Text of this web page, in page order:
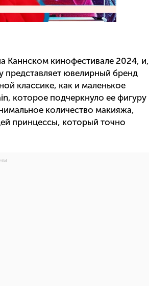
Каннском кинофестивале 2024, и,
представляет ювелирный бренд
классике, как и маленькое
которое подчеркнуло ее фигуру
количество макияжа,
принцессы, который точно